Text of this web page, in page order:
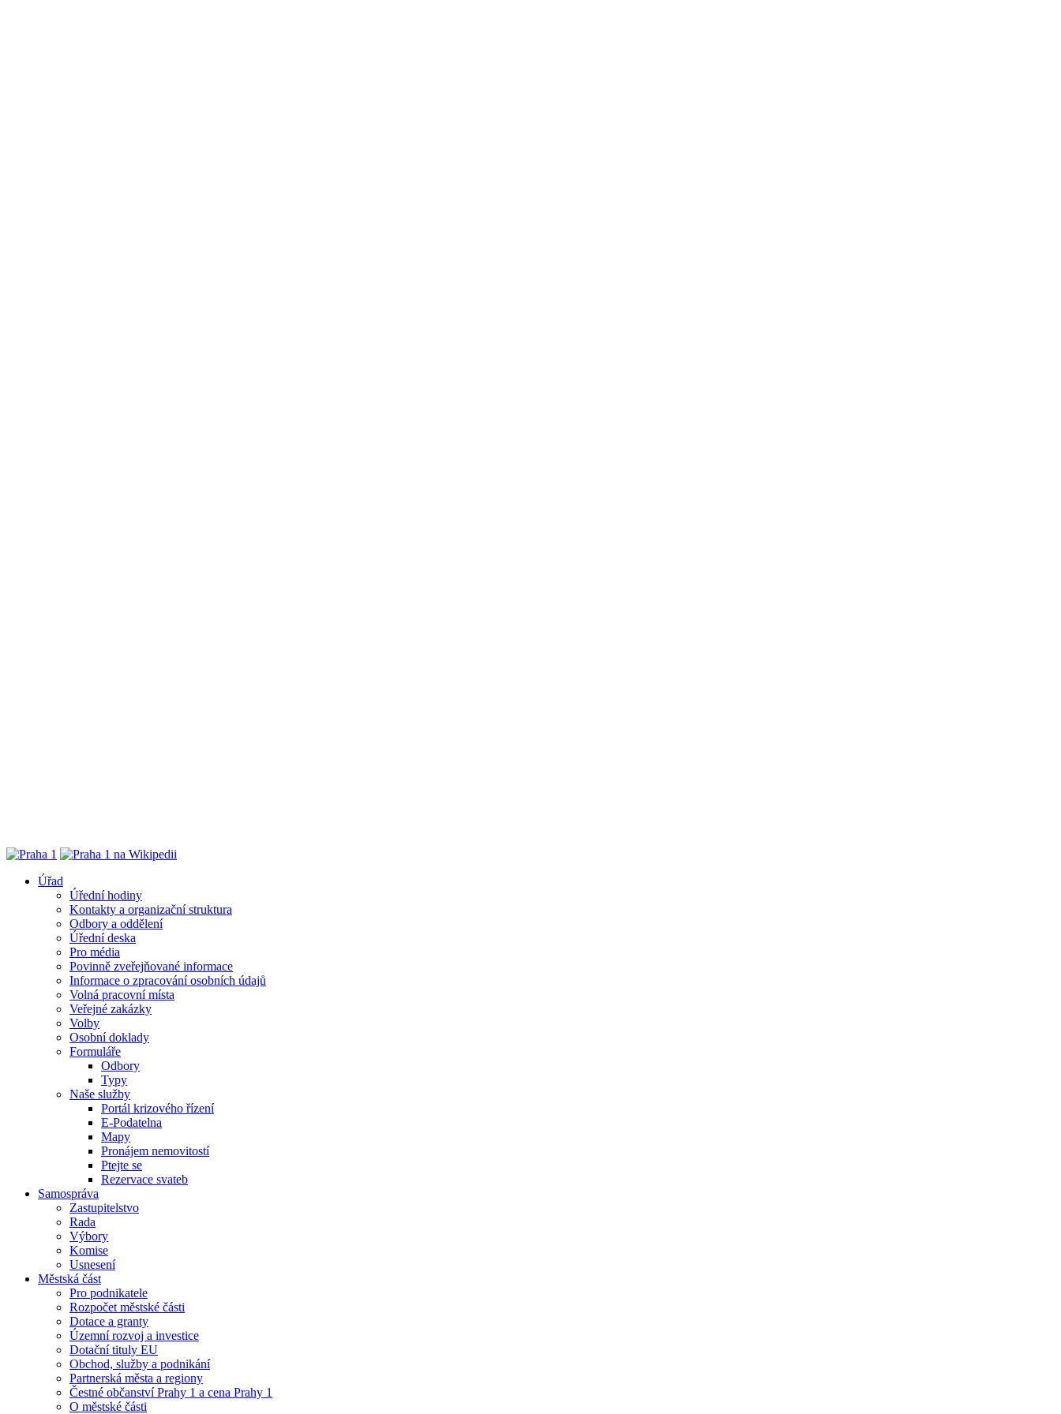
Úřad
Úřední hodiny
Kontakty a organizační struktura
Odbory a oddělení
Úřední deska
Pro média
Povinně zveřejňované informace
Informace o zpracování osobních údajů
Volná pracovní místa
Veřejné zakázky
Volby
Osobní doklady
Formuláře
Odbory
Typy
Naše služby
Portál krizového řízení
E-Podatelna
Mapy
Pronájem nemovitostí
Ptejte se
Rezervace svateb
Samospráva
Zastupitelstvo
Rada
Výbory
Komise
Usnesení
Městská část
Pro podnikatele
Rozpočet městské části
Dotace a granty
Územní rozvoj a investice
Dotační tituly EU
Obchod, služby a podnikání
Partnerská města a regiony
Čestné občanství Prahy 1 a cena Prahy 1
O městské části